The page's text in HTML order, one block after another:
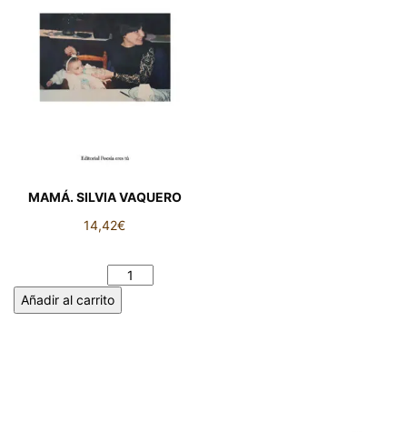
MAMÁ. SILVIA VAQUERO
14,42€
Añadir al carrito